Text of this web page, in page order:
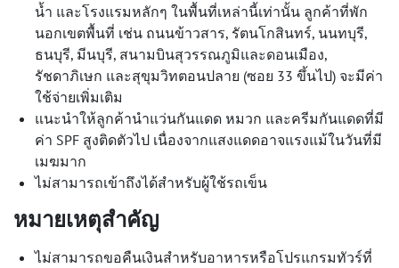
น้ำ และโรงแรมหลักๆ ในพื้นที่เหล่านี้เท่านั้น ลูกค้าที่พัก
นอกเขตพื้นที่ เช่น ถนนข้าวสาร, รัตนโกสินทร์, นนทบุรี,
ธนบุรี, มีนบุรี, สนามบินสุวรรณภูมิและดอนเมือง,
รัชดาภิเษก และสุขุมวิทตอนปลาย (ซอย 33 ขึ้นไป) จะมีค่า
ใช้จ่ายเพิ่มเติม
แนะนำให้ลูกค้านำแว่นกันแดด หมวก และครีมกันแดดที่มี
ค่า SPF สูงติดตัวไป เนื่องจากแสงแดดอาจแรงแม้ในวันที่มี
เมฆมาก
ไม่สามารถเข้าถึงได้สำหรับผู้ใช้รถเข็น
หมายเหตุสำคัญ
ไม่สามารถขอคืนเงินสำหรับอาหารหรือโปรแกรมทัวร์ที่